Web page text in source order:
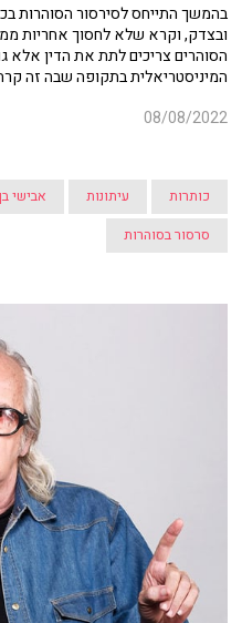
בהמשך התייחס לסירסור הסוהרות
ובצדק, וקרא שלא לחסוך אחריות
הסוהרים צריכים לתת את הדין אלא
המיניסטריאלית בתקופה שבה זה
08/08/2022
כותרות עיתונות אבישי
סרסור בסוהרות